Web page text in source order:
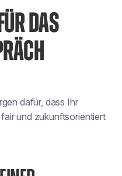
DAS
dafür, dass Ihr
und zukunftsorientiert